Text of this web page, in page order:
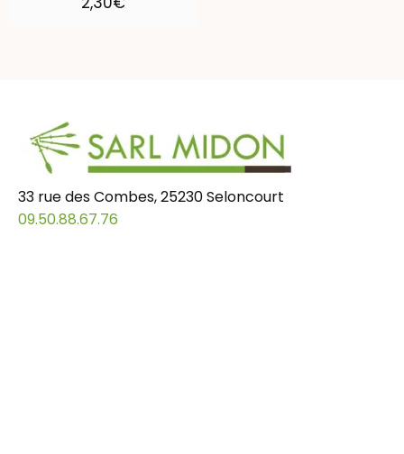
33 rue des Combes, 25230 Seloncourt
09.50.88.67.76